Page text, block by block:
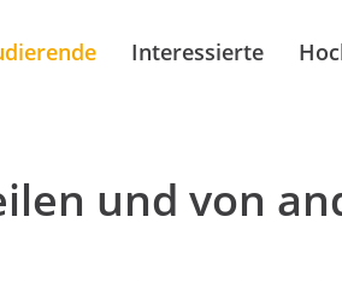
Interessierte
und von